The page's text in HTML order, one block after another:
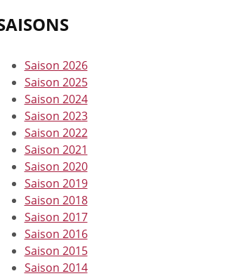
Saison 2026
Saison 2025
Saison 2024
Saison 2023
Saison 2022
Saison 2021
Saison 2020
Saison 2019
Saison 2018
Saison 2017
Saison 2016
Saison 2015
Saison 2014